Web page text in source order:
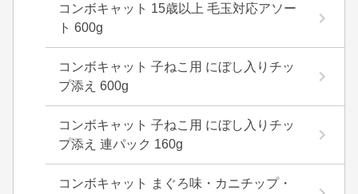
コンボキャット 15歳以上 毛玉対応アソー
ト 600g
コンボキャット 子ねこ用 にぼし入りチッ
プ添え 600g
コンボキャット 子ねこ用 にぼし入りチッ
プ添え 連パック 160g
コンボキャット まぐろ味・カニチップ・